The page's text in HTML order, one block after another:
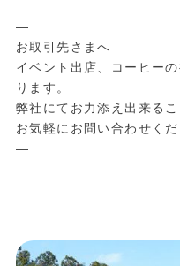
—
お取引先さまへ
イベント出店、コーヒー
ります。
弊社にてお力添え出来る
お気軽にお問い合わせくだ
—